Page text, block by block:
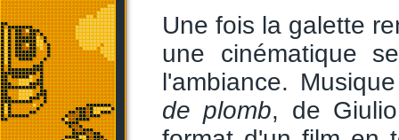
Une fois la galette
une cinématique
l'ambiance.
de plomb, de